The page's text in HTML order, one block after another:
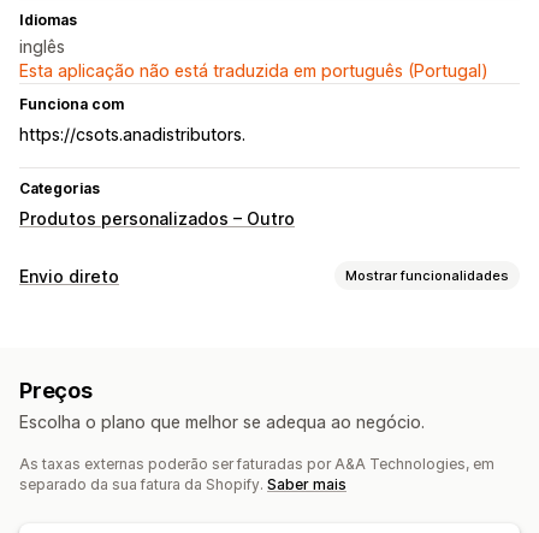
Idiomas
inglês
Esta aplicação não está traduzida em português (Portugal)
Funciona com
https://csots.anadistributors.
Categorias
Produtos personalizados – Outro
Envio direto Mostrar funcionalidades
Locais de aquisição
Preços
Escolha o plano que melhor se adequa ao negócio.
As taxas externas poderão ser faturadas por A&A Technologies, em
separado da sua fatura da Shopify. Saber mais